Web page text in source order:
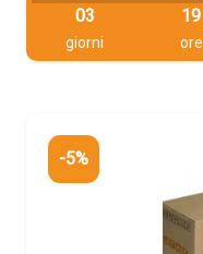
03
giorni
19
ore
-5%